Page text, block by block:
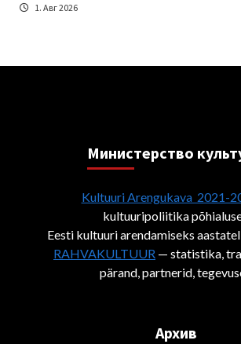
1. Авг 2026
Министерствo
Kultuuri Arengukava 2021-
kultuuripoliitika
Eesti kultuuri arendamiseks
RAHVAKULTUUR — statistika,
pärand, partnerid,
Архив